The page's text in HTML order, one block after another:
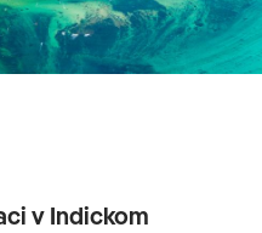
v Indickom